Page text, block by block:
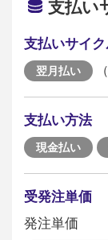
支払い
支払いサイ
翌月払い
支払い方法
現金払い
受発注単価
発注単価